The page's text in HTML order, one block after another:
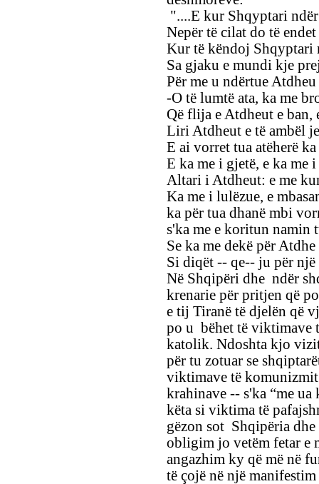
"....E kur Shqyptari
Nepër të cilat do të
Kur të këndoj Shqyptari
Sa gjaku e mundi kje
Për me u ndërtue
-O të lumtë ata, ka me
Që flija e Atdheut e ban,
Liri Atdheut e të ambël
E ai vorret tua atëherë
E ka me i gjetë, e ka me
Altari i Atdheut: e me
Ka me i lulëzue, e
ka për tua dhanë mbi
s'ka me e koritun namin
Se ka me dekë për
Si diqët -- qe-- ju për
Në Shqipëri dhe ndër
krenarie për pritjen që
e tij Tiranë të djelën që
po u bëhet të viktimave
katolik. Ndoshta kjo
për tu zotuar se
viktimave të
krahinave -- s'ka “me
këta si viktima të
gëzon sot Shqipëria
obligim jo vetëm fetar e
angazhim ky që më në
të çojë në një